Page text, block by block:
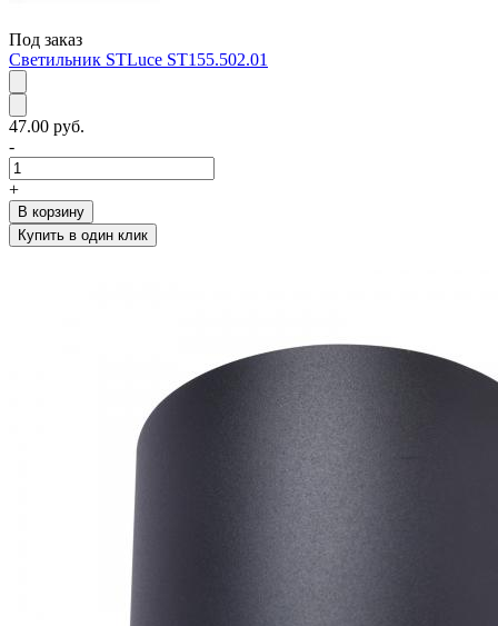
Под заказ
Светильник STLuce ST155.502.01
47.00 руб.
-
+
В корзину
Купить в один клик